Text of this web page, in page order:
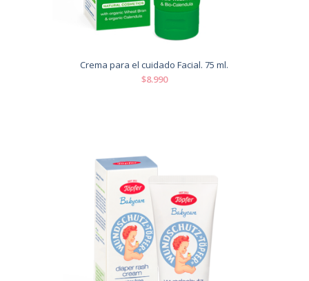
Crema para el cuidado Facial. 75 ml.
$8.990